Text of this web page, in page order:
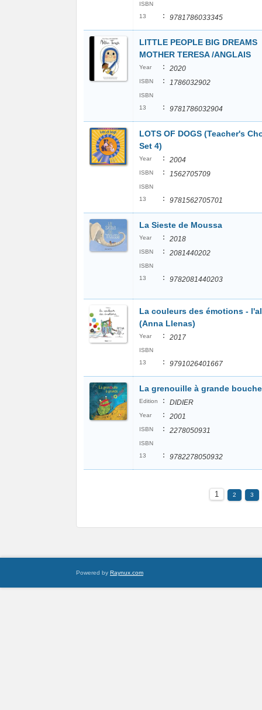
ISBN
13
: 9781786033345
LITTLE PEOPLE BIG DREAMS
MOTHER TERESA /ANGLAIS
Year : 2020
ISBN : 1786032902
ISBN
13
: 9781786032904
LOTS OF DOGS (Teacher's
Set 4)
Year : 2004
ISBN : 1562705709
ISBN
13
: 9781562705701
La Sieste de Moussa
Year : 2018
ISBN : 2081440202
ISBN
13
: 9782081440203
La couleurs des émotions -
(Anna Llenas)
Year : 2017
ISBN
13
: 9791026401667
La grenouille à grande bouche
Edition : DIDIER
Year : 2001
ISBN : 2278050931
ISBN
13
: 9782278050932
1 2 3
Powered by Raynux.com